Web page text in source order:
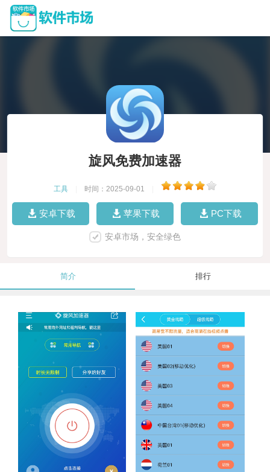
旋风免费加速器
工具 时间：2025-09-01
安卓下载 苹果下载 PC下载
安卓市场，安全绿色
简介 排行